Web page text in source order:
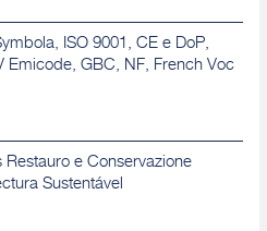
ISO 9001, CE e DoP,
Emicode, GBC, NF, French Voc
e Conservazione
Sustentável